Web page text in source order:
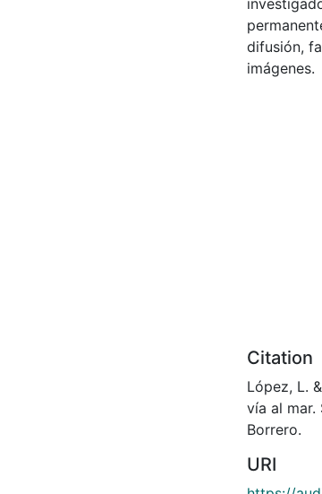
difusión,
imágenes.
Citation
López, L.
vía al mar.
Borrero.
URI